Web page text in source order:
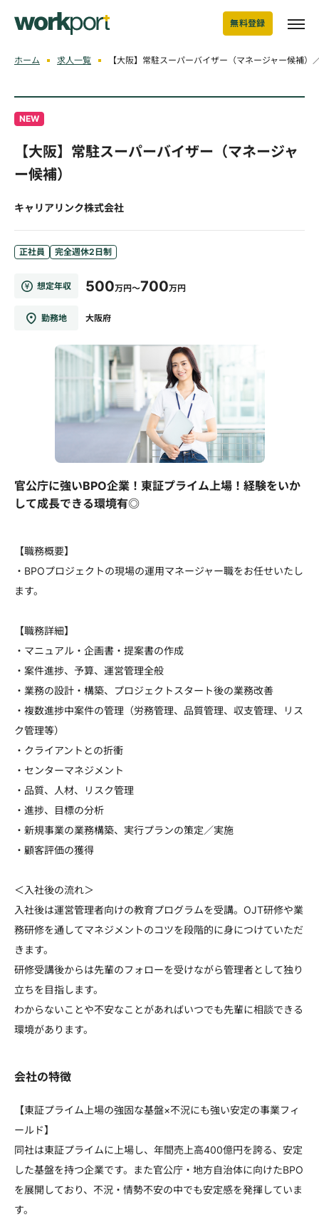
無料登録
ホーム 求人一覧 【大阪】常駐スーパーバイザー（マネージャー候補）
NEW
【大阪】常駐スーパーバイザー（マネージャ
ー候補）
キャリアリンク株式会社
正社員 完全週休2日制
想定年収 500万円～700万円
勤務地 大阪府
官公庁に強いBPO企業！東証プライム上場！経験をいか
して成長できる環境有◎
【職務概要】
・BPOプロジェクトの現場の運用マネージャー職をお任せいたし
ます。
【職務詳細】
・マニュアル・企画書・提案書の作成
・案件進捗、予算、運営管理全般
・業務の設計・構築、プロジェクトスタート後の業務改善
・複数進捗中案件の管理（労務管理、品質管理、収支管理、リス
ク管理等）
・クライアントとの折衝
・センターマネジメント
・品質、人材、リスク管理
・進捗、目標の分析
・新規事業の業務構築、実行プランの策定／実施
・顧客評価の獲得
＜入社後の流れ＞
入社後は運営管理者向けの教育プログラムを受講。OJT研修や業
務研修を通してマネジメントのコツを段階的に身につけていただ
きます。
研修受講後からは先輩のフォローを受けながら管理者として独り
立ちを目指します。
わからないことや不安なことがあればいつでも先輩に相談できる
環境があります。
会社の特徴
【東証プライム上場の強固な基盤×不況にも強い安定の事業フィ
ールド】
同社は東証プライムに上場し、年間売上高400億円を誇る、安定
した基盤を持つ企業です。また官公庁・地方自治体に向けたBPO
を展開しており、不況・情勢不安の中でも安定感を発揮していま
す。